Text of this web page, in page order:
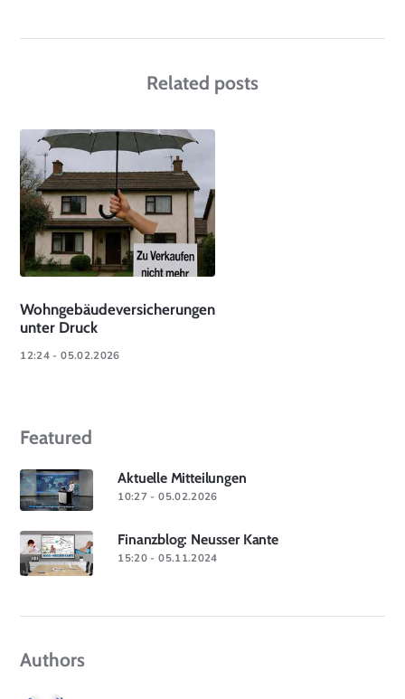
Related posts
Wohngebäudeversicherungen
unter Druck
12:24 - 05.02.2026
Featured
Aktuelle Mitteilungen
10:27 - 05.02.2026
Finanzblog: Neusser Kante
15:20 - 05.11.2024
Authors